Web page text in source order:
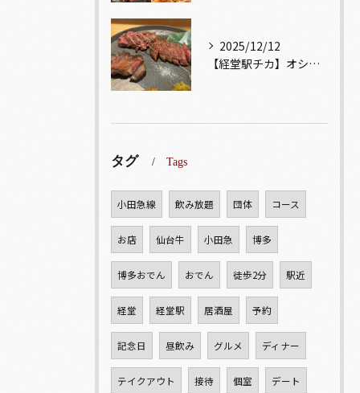
2025/12/12
【経堂駅チカ】オシャレ居酒屋🏮自慢のお肉が楽しめる🐃お得なコ...
タグ Tags
小田急線 飲み放題 団体 コース
お店 仙台牛 小田急 博多
博多おでん おでん 徒歩2分 駅近
経堂 経堂駅 居酒屋 予約
記念日 昼飲み グルメ ディナー
テイクアウト 接待 個室 デート